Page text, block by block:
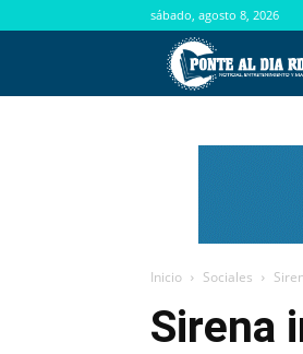
sábado, agosto 8, 2026
Inicio Sociales
Sirena